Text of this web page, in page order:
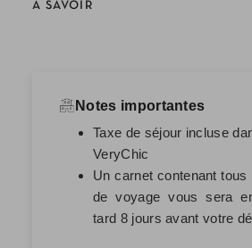
À SAVOIR
Notes importantes
Taxe de séjour incluse
VeryChic
Un carnet contenant
de voyage vous sera
tard 8 jours avant votre